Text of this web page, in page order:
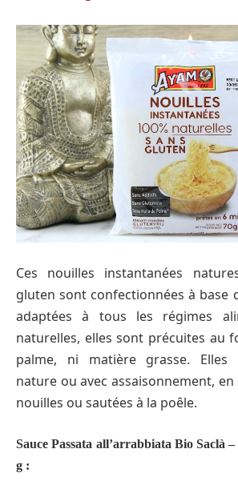
Ces nouilles instantanées
gluten sont confectionnées à base
adaptées à tous les régimes
naturelles, elles sont précuites au
palme, ni matière grasse. Elles
nature ou avec assaisonnement,
nouilles ou sautées à la poêle.
Sauce Passata all’arrabbiata Bio Saclà
g :